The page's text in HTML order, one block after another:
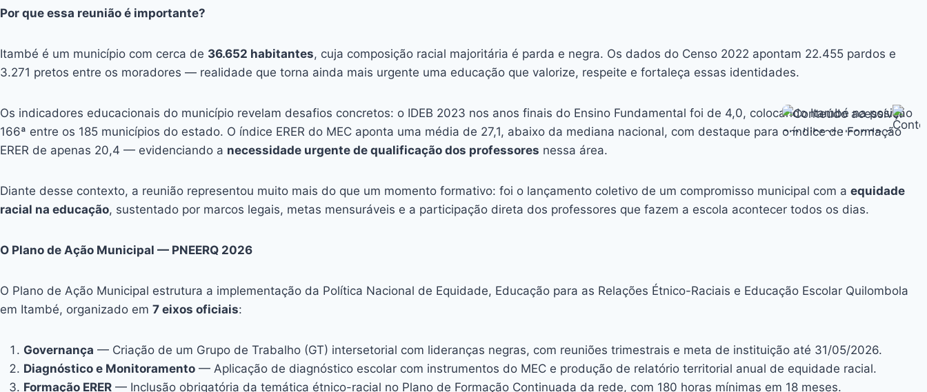
Por que essa reunião é importante?
Itambé é um município com cerca de 36.652 habitantes, cuja composição racial majoritária é parda e negra. Os dados do Censo 2022 apontam 22.455 pardos e
3.271 pretos entre os moradores — realidade que torna ainda mais urgente uma educação que valorize, respeite e fortaleça essas identidades.
Os indicadores educacionais do município revelam desafios concretos: o IDEB 2023 nos anos finais do Ensino Fundamental foi de 4,0, colocando Itambé na posição
166ª entre os 185 municípios do estado. O índice ERER do MEC aponta uma média de 27,1, abaixo da mediana nacional, com destaque para o índice de Formação
ERER de apenas 20,4 — evidenciando a necessidade urgente de qualificação dos professores nessa área.
Diante desse contexto, a reunião representou muito mais do que um momento formativo: foi o lançamento coletivo de um compromisso municipal com a equidade
racial na educação, sustentado por marcos legais, metas mensuráveis e a participação direta dos professores que fazem a escola acontecer todos os dias.
O Plano de Ação Municipal — PNEERQ 2026
O Plano de Ação Municipal estrutura a implementação da Política Nacional de Equidade, Educação para as Relações Étnico-Raciais e Educação Escolar Quilombola
em Itambé, organizado em 7 eixos oficiais:
Governança — Criação de um Grupo de Trabalho (GT) intersetorial com lideranças negras, com reuniões trimestrais e meta de instituição até 31/05/2026.
Diagnóstico e Monitoramento — Aplicação de diagnóstico escolar com instrumentos do MEC e produção de relatório territorial anual de equidade racial.
Formação ERER — Inclusão obrigatória da temática étnico-racial no Plano de Formação Continuada da rede, com 180 horas mínimas em 18 meses.